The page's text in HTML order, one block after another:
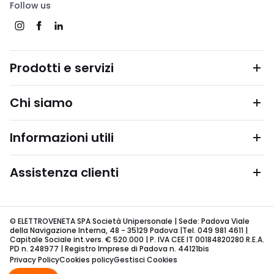
Follow us
Prodotti e servizi
Chi siamo
Informazioni utili
Assistenza clienti
© ELETTROVENETA SPA Società Unipersonale | Sede: Padova Viale
della Navigazione Interna, 48 - 35129 Padova |Tel. 049 981 4611 |
Capitale Sociale int.vers. € 520.000 | P. IVA CEE IT 00184820280 R.E.A.
PD n. 248977 | Registro Imprese di Padova n. 44121bis
Privacy PolicyCookies policyGestisci Cookies